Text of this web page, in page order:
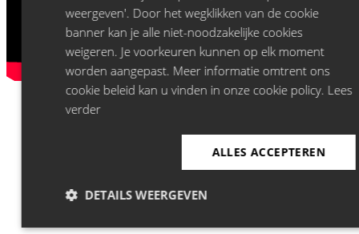
RECENTLY ANNOUNCED
weergeven'. Door het wegklikken van de cookie
banner kan je alle niet-noodzakelijke cookies
weigeren. Je voorkeuren kunnen op elk moment
worden aangepast. Meer informatie omtrent ons
cookie beleid kan u vinden in onze cookie policy. Lees
verder
ALLES ACCEPTEREN
DETAILS WEERGEVEN